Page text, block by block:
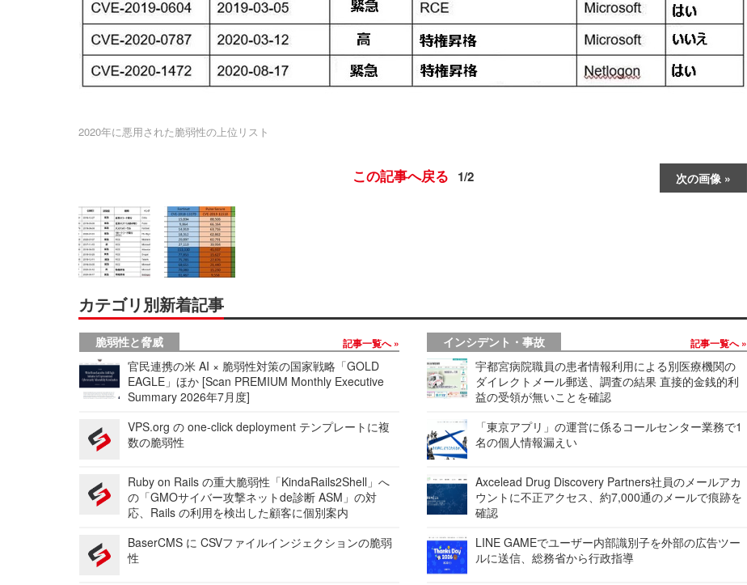
2020年に悪用された脆弱性の上位リスト
次の画像
この記事へ戻る 1/2
カテゴリ別新着記事
脆弱性と脅威 記事一覧へ
官民連携の米 AI × 脆弱性対策の国家戦略「GOLD
EAGLE」ほか [Scan PREMIUM Monthly Executive
Summary 2026年7月度]
VPS.org の one-click deployment テンプレートに複
数の脆弱性
Ruby on Rails の重大脆弱性「KindaRails2Shell」へ
の「GMOサイバー攻撃ネットde診断 ASM」の対
応、Rails の利用を検出した顧客に個別案内
BaserCMS に CSVファイルインジェクションの脆弱
性
インシデント・事故 記事一覧へ
宇都宮病院職員の患者情報利用による別医療機関の
ダイレクトメール郵送、調査の結果 直接的金銭的利
益の受領が無いことを確認
「東京アプリ」の運営に係るコールセンター業務で1
名の個人情報漏えい
Axcelead Drug Discovery Partners社員のメールアカ
ウントに不正アクセス、約7,000通のメールで痕跡を
確認
LINE GAMEでユーザー内部識別子を外部の広告ツー
ルに送信、総務省から行政指導